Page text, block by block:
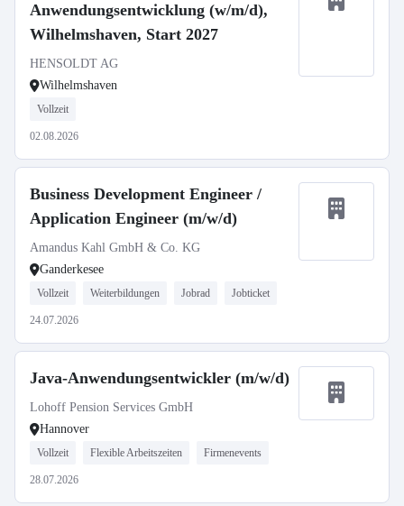
Anwendungsentwicklung (w/m/d),
Wilhelmshaven, Start 2027
HENSOLDT AG
Wilhelmshaven
Vollzeit
02.08.2026
Business Development Engineer /
Application Engineer (m/w/d)
Amandus Kahl GmbH & Co. KG
Ganderkesee
Vollzeit Weiterbildungen Jobrad Jobticket
24.07.2026
Java-Anwendungsentwickler (m/w/d)
Lohoff Pension Services GmbH
Hannover
Vollzeit Flexible Arbeitszeiten Firmenevents
28.07.2026